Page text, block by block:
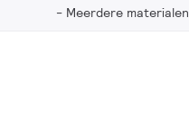
Meerdere materialen